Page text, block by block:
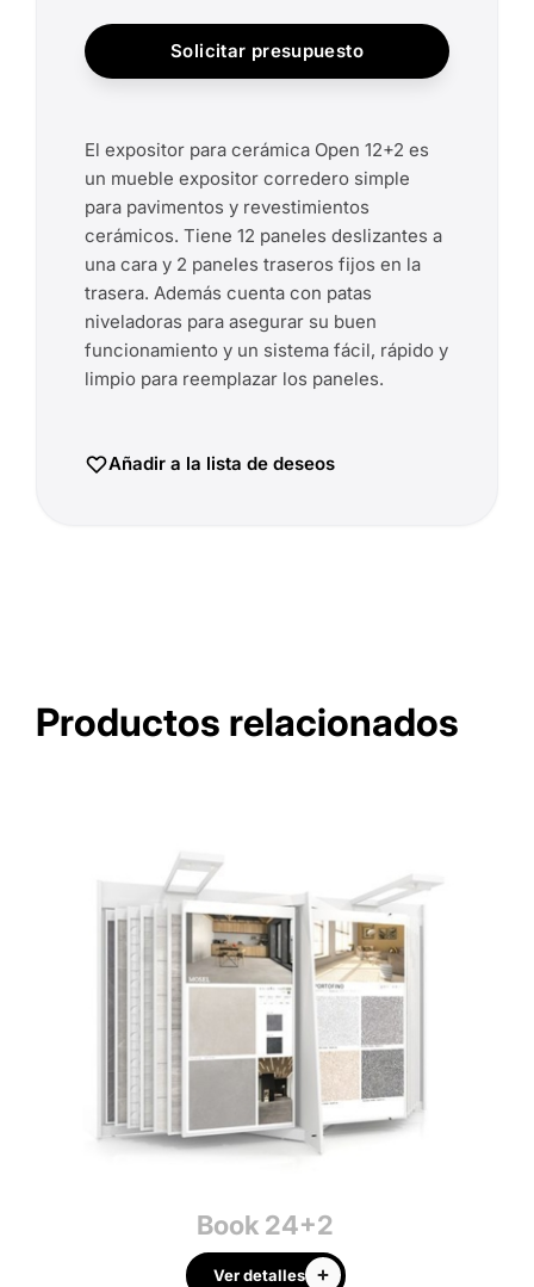
Solicitar presupuesto
El expositor para cerámica Open 12+2 es
un mueble expositor corredero simple
para pavimentos y revestimientos
cerámicos. Tiene 12 paneles deslizantes a
una cara y 2 paneles traseros fijos en la
trasera. Además cuenta con patas
niveladoras para asegurar su buen
funcionamiento y un sistema fácil, rápido y
limpio para reemplazar los paneles.
Añadir a la lista de deseos
Productos relacionados
Book 24+2
Ver detalles